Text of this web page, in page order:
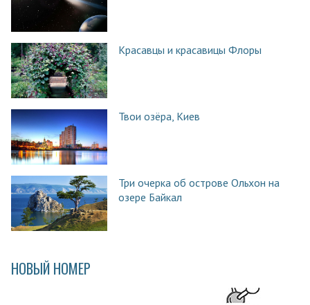
Красавцы и красавицы Флоры
Твои озёра, Киев
Три очерка об острове Ольхон на
озере Байкал
НОВЫЙ НОМЕР